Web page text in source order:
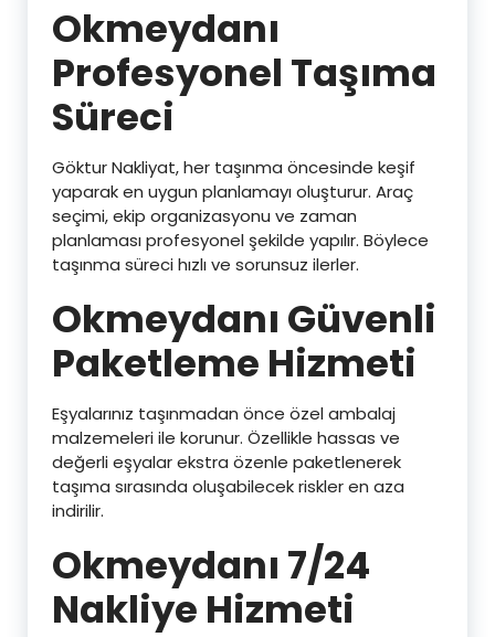
Okmeydanı
Profesyonel Taşıma
Süreci
Göktur Nakliyat, her taşınma öncesinde keşif
yaparak en uygun planlamayı oluşturur. Araç
seçimi, ekip organizasyonu ve zaman
planlaması profesyonel şekilde yapılır. Böylece
taşınma süreci hızlı ve sorunsuz ilerler.
Okmeydanı Güvenli
Paketleme Hizmeti
Eşyalarınız taşınmadan önce özel ambalaj
malzemeleri ile korunur. Özellikle hassas ve
değerli eşyalar ekstra özenle paketlenerek
taşıma sırasında oluşabilecek riskler en aza
indirilir.
Okmeydanı 7/24
Nakliye Hizmeti